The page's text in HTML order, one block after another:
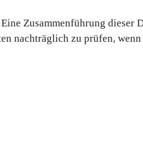
Zusammenführung dieser
nachträglich zu prüfen,